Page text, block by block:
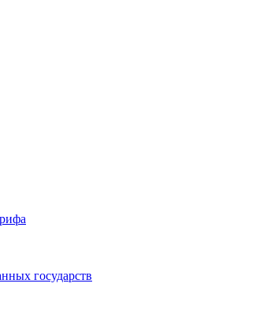
государств